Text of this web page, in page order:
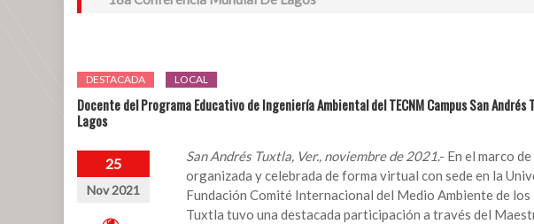
DESTACADA LOCAL
Docente del Programa Educativo de Ingeniería Ambiental del TECNM Campus San
Lagos
25
Nov 2021
San Andrés Tuxtla, Ver., noviembre de 2021.- En el marco
organizada y celebrada de forma virtual con sede en la
Fundación Comité Internacional del Medio Ambiente de los
Tuxtla tuvo una destacada participación a través del